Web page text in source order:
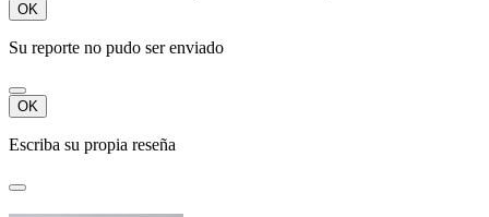
OK
Su reporte no pudo ser enviado
OK
Escriba su propia reseña